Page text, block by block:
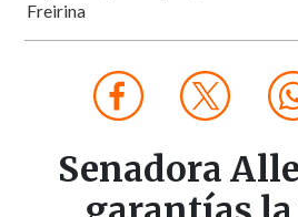
Freirina
Senadora